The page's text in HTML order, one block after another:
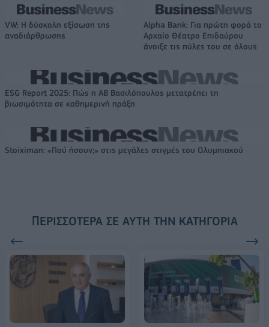
VW: Η δύσκολη εξίσωση της
αναδιάρθρωσης
Alpha Bank: Για πρώτη φορά το
Αρχαίο Θέατρο Επιδαύρου
άνοιξε τις πύλες του σε όλους
ESG Report 2025: Πώς η ΑΒ Βασιλόπουλος μετατρέπει τη
βιωσιμότητα σε καθημερινή πράξη
Stoiximan: «Πού ήσουν;» στις μεγάλες στιγμές του Ολυμπιακού
ΠΕΡΙΣΣΌΤΕΡΑ ΣΕ ΑΥΤΉ ΤΗΝ ΚΑΤΗΓΟΡΊΑ